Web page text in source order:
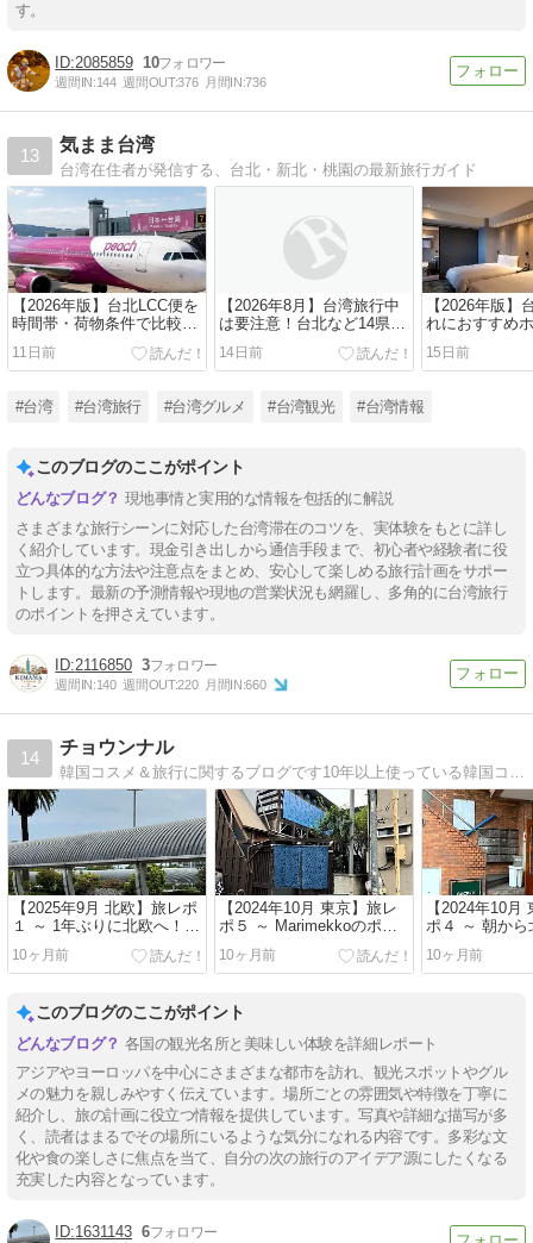
す。
2085859 10
週間IN:144 週間OUT:376 月間IN:736
13
気まま台湾
台湾在住者が発信する、台北・新北・桃園の最新旅行ガイド
【2026年版】台北LCC便を
時間帯・荷物条件で比較｜
弾丸・1泊2日・2泊3日・3
泊4日の選び方
11日前
【2026年8月】台湾旅行中
は要注意！台北など14県市
で通信演習を実施 Google
マップやLINEが使いにくく
14日前
【2026年版】
れにおすすめ
人部屋・遊び
ぶ親子旅行の宿
15日前
#台湾 #台湾旅行 #台湾グルメ #台湾観光 #台湾情報
このブログのここがポイント
現地事情と実用的な情報を包括的に解説
さまざまな旅行シーンに対応した台湾滞在のコツを、実体験をもとに詳し
く紹介しています。現金引き出しから通信手段まで、初心者や経験者に役
立つ具体的な方法や注意点をまとめ、安心して楽しめる旅行計画をサポー
トします。最新の予測情報や現地の営業状況も網羅し、多角的に台湾旅行
のポイントを押さえています。
2116850 3
週間IN:140 週間OUT:220 月間IN:660
14
チョウンナル
韓国コスメ＆旅行に関するブログです10年以上使っている韓国コスメや大好きな韓国旅行についての書いてます
【2025年9月 北欧】旅レポ
１ ～ 1年ぶりに北欧へ！
10ヶ月前
【2024年10月 東京】旅レ
ポ５ ～ Marimekkoのポッ
プアップイベントへ！ ～
10ヶ月前
【2024年10月
ポ４ ～ 朝から
満喫 ～
10ヶ月前
このブログのここがポイント
各国の観光名所と美味しい体験を詳細レポート
アジアやヨーロッパを中心にさまざまな都市を訪れ、観光スポットやグル
メの魅力を親しみやすく伝えています。場所ごとの雰囲気や特徴を丁寧に
紹介し、旅の計画に役立つ情報を提供しています。写真や詳細な描写が多
く、読者はまるでその場所にいるような気分になれる内容です。多彩な文
化や食の楽しさに焦点を当て、自分の次の旅行のアイデア源にしたくなる
充実した内容となっています。
1631143 6